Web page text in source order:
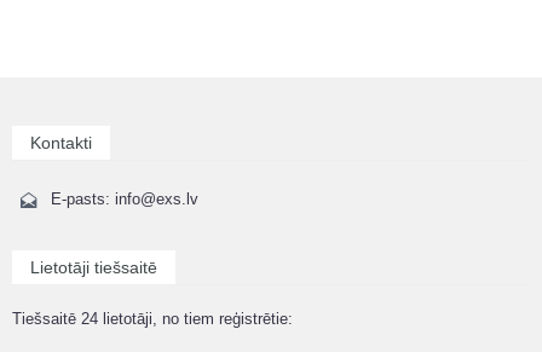
Kontakti
E-pasts: info@exs.lv
Lietotāji tiešsaitē
Tiešsaitē 24 lietotāji, no tiem reģistrētie: